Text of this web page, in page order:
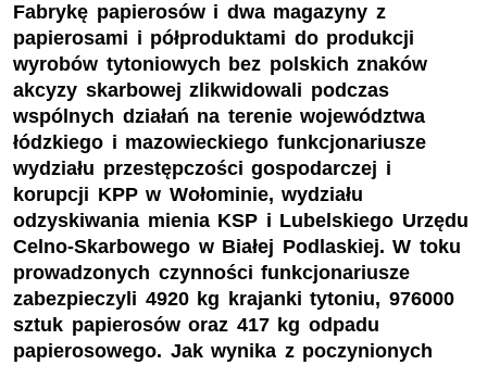
Fabrykę papierosów i dwa magazyny z
papierosami i półproduktami do produkcji
wyrobów tytoniowych bez polskich znaków
akcyzy skarbowej zlikwidowali podczas
wspólnych działań na terenie województwa
łódzkiego i mazowieckiego funkcjonariusze
wydziału przestępczości gospodarczej i
korupcji KPP w Wołominie, wydziału
odzyskiwania mienia KSP i Lubelskiego Urzędu
Celno-Skarbowego w Białej Podlaskiej. W toku
prowadzonych czynności funkcjonariusze
zabezpieczyli 4920 kg krajanki tytoniu, 976000
sztuk papierosów oraz 417 kg odpadu
papierosowego. Jak wynika z poczynionych